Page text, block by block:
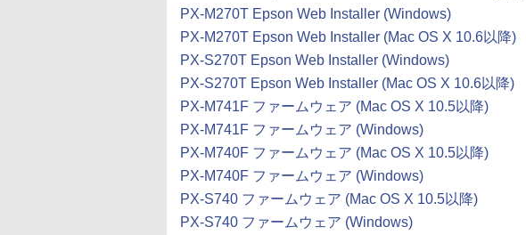
PX-M270T Epson Web Installer (Windows)
PX-M270T Epson Web Installer (Mac OS X 10.6以降)
PX-S270T Epson Web Installer (Windows)
PX-S270T Epson Web Installer (Mac OS X 10.6以降)
PX-M741F ファームウェア (Mac OS X 10.5以降)
PX-M741F ファームウェア (Windows)
PX-M740F ファームウェア (Mac OS X 10.5以降)
PX-M740F ファームウェア (Windows)
PX-S740 ファームウェア (Mac OS X 10.5以降)
PX-S740 ファームウェア (Windows)